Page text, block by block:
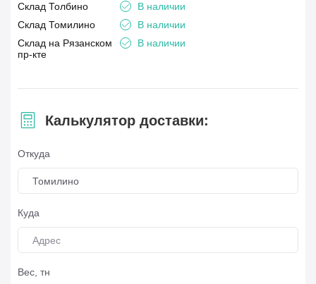
Склад Толбино
В наличии
Склад Томилино
В наличии
Склад на Рязанском
пр-кте
В наличии
Калькулятор доставки:
Откуда
Томилино
Куда
Вес, тн